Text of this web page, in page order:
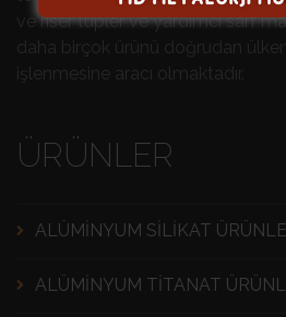
ve riser tüpler ve yardımcı sarf
daha birçok ürünü doğrudan
işlenmesine aracı olmaktadır.
ÜRÜNLER
ALÜMINYUM SILIKAT
ALÜMINYUM TITANAT